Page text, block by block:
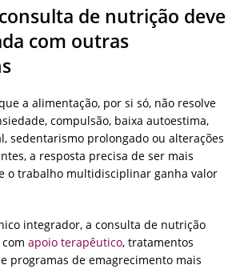
de nutrição deve
com outras
a alimentação, por si só, não resolve
compulsão, baixa autoestima,
sedentarismo prolongado ou alterações
a resposta precisa de ser mais
o trabalho multidisciplinar ganha valor
integrador, a consulta de nutrição
comapoio terapêutico, tratamentos
programas de emagrecimento mais